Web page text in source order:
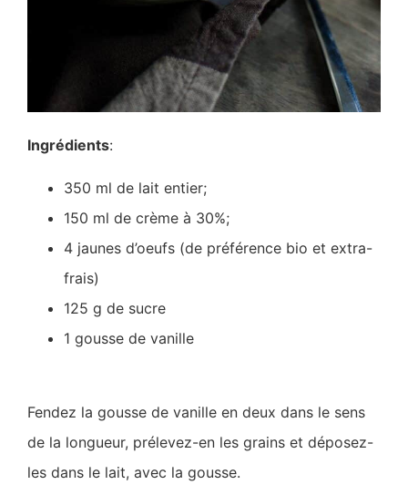
Ingrédients:
350 ml de lait entier;
150 ml de crème à 30%;
4 jaunes d’oeufs (de préférence bio et extra-
frais)
125 g de sucre
1 gousse de vanille
Fendez la gousse de vanille en deux dans le sens
de la longueur, prélevez-en les grains et déposez-
les dans le lait, avec la gousse.